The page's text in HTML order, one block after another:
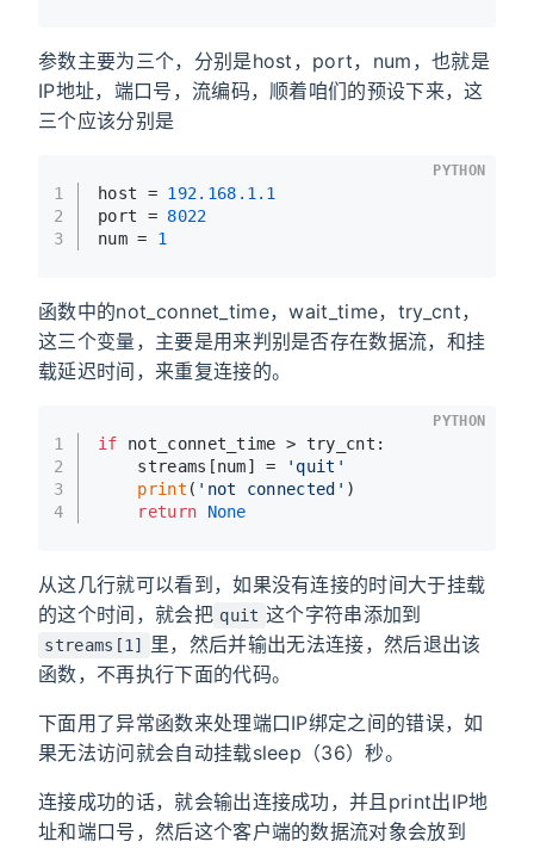
参数主要为三个，分别是host，port，num，也就是
IP地址，端口号，流编码，顺着咱们的预设下来，这
三个应该分别是
1
2
3
host = 192.168 .1 .1
port = 8022
num = 1
PYTHON
函数中的not_connet_time，wait_time，try_cnt，
这三个变量，主要是用来判别是否存在数据流，和挂
载延迟时间，来重复连接的。
1
2
3
4
if not_connet_time > try_cnt:
    streams[num] =
'quit'
print ( 'not connected' )
return
None
PYTHON
从这几行就可以看到，如果没有连接的时间大于挂载
的这个时间，就会把 quit 这个字符串添加到
streams[1]
里，然后并输出无法连接，然后退出该
函数，不再执行下面的代码。
下面用了异常函数来处理端口IP绑定之间的错误，如
果无法访问就会自动挂载sleep（36）秒。
连接成功的话，就会输出连接成功，并且print出IP地
址和端口号，然后这个客户端的数据流对象会放到